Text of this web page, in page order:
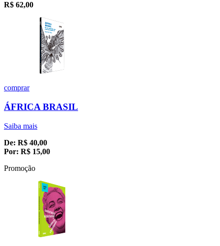
R$ 62,00
comprar
ÁFRICA BRASIL
Saiba mais
De: R$ 40,00
Por: R$ 15,00
Promoção